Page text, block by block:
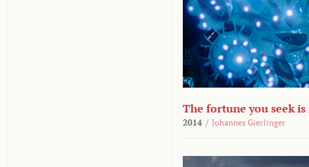
The fortune you seek
2014 / Johannes Gierlinger